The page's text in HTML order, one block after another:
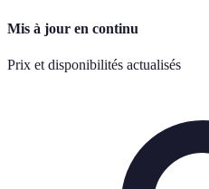
Mis à jour en continu
Prix et disponibilités actualisés